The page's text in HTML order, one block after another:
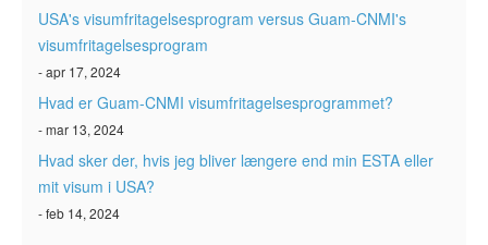
USA's visumfritagelsesprogram versus Guam-CNMI's
visumfritagelsesprogram
- apr 17, 2024
Hvad er Guam-CNMI visumfritagelsesprogrammet?
- mar 13, 2024
Hvad sker der, hvis jeg bliver længere end min ESTA eller
mit visum i USA?
- feb 14, 2024